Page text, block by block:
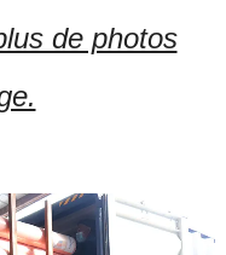
de photos